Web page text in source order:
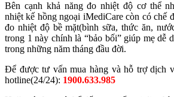
Bên cạnh khả năng đo nhiệt độ cơ thể
nhiệt kế hồng ngoại iMediCare còn có chế
đo nhiệt độ bề mặt(bình sữa, thức ăn,
trong 1 này chính là “bảo bối” giúp mẹ dễ
trong những năm tháng đầu đời.
Để được tư vấn mua hàng và hỗ trợ dịch
hotline(24/24): 1900.633.985